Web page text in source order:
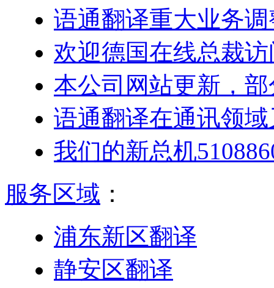
语通翻译重大业务调
欢迎德国在线总裁
本公司网站更新，
语通翻译在通讯领
我们的新总机
服务区域 ：
浦东新区翻译
静安区翻译